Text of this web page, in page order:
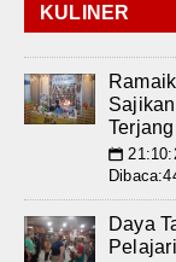
KULINER
📅
Daya